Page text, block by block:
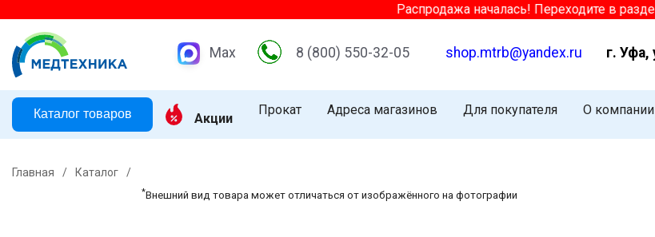
Распродажа началась! Переходите в
Max 8 (800) 550-32-05 shop.mtrb@yandex.ru г. Уфа,
Каталог товаров Акции
Прокат Адреса магазинов Для покупателя О компании
Главная / Каталог /
*Внешний вид товара может отличаться от изображённого на фотографии